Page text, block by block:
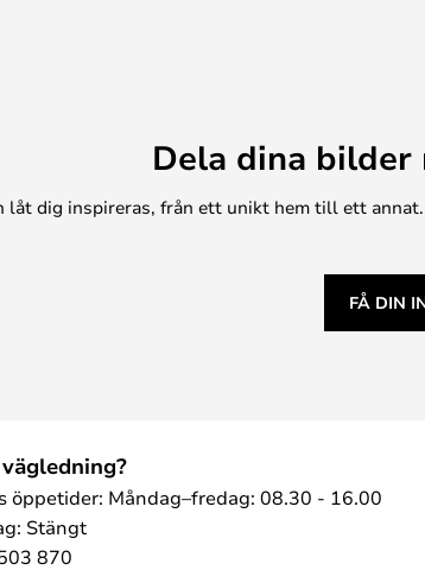
Dela dina bilder
låt dig inspireras, från ett unikt hem till ett
FÅ DIN
öppetider: Måndag–fredag: 08.30 - 16.00
Stängt
870